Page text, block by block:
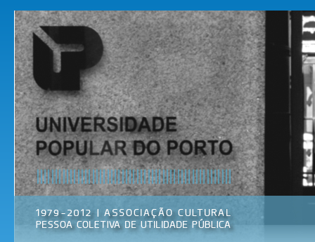
Universidade
Popular do
Porto
Associação
Cultural